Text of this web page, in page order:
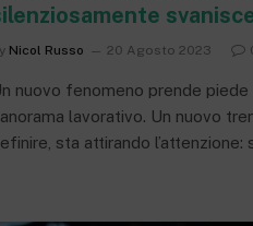
Nicol Russo 20 Agosto 2023
nuovo fenomeno prende piede
lavorativo. Un nuovo
sta attirando l’attenzione: